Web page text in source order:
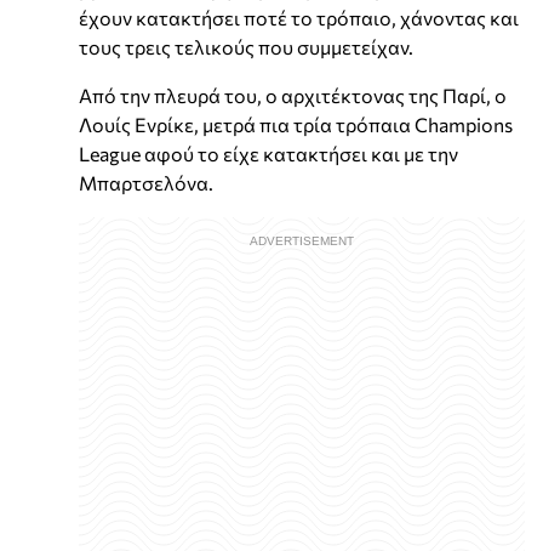
έχουν κατακτήσει ποτέ το τρόπαιο, χάνοντας και
τους τρεις τελικούς που συμμετείχαν.
Από την πλευρά του, ο αρχιτέκτονας της Παρί, ο
Λουίς Ενρίκε, μετρά πια τρία τρόπαια Champions
League αφού το είχε κατακτήσει και με την
Μπαρτσελόνα.